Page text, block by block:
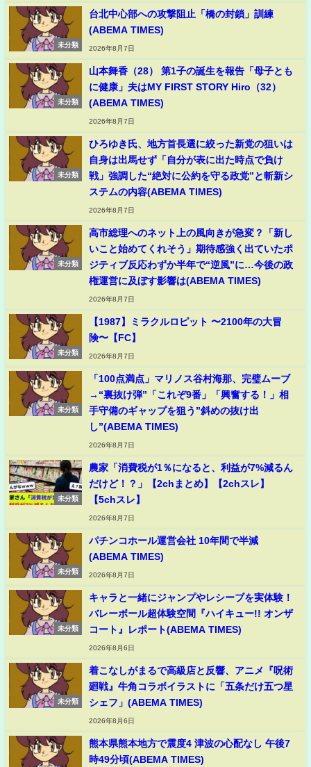
未分類
台北中心部への攻撃阻止「橋の封鎖」訓練
(ABEMA TIMES)
2026年8月7日
未分類
山本舞香（28） 第1子の誕生を報告「母子とも
に健康」夫はMY FIRST STORY Hiro（32）
(ABEMA TIMES)
2026年8月7日
未分類
ひろゆき氏、地方首長選に絞った新党の狙いは
自身は出馬せず「自分が表に出た時点で負け
戦」強調した“絶対に公約を守る政党”と斬新シ
ステムの内容(ABEMA TIMES)
2026年8月7日
未分類
高市総理へのネット上の風向きが急変？「新し
いこと始めてくれそう」期待感強く出ていたポ
ジティブ反応わずか半年で“逆風”に…今後の政
権運営に及ぼす影響は(ABEMA TIMES)
2026年8月7日
未分類
【1987】ミラクルロピット 〜2100年の大冒
険〜【FC】
2026年8月7日
未分類
「100点満点」マリノス谷村海那、完璧ムーブ
→“裏抜け弾”「これぞ9番」「興奮する！」相
手守備のギャップを狙う”斜めの抜け出
し”(ABEMA TIMES)
2026年8月7日
未分類
農家「消費税が1％になると、利益が7%減るん
だけど！？」【2chまとめ】【2chスレ】
【5chスレ】
2026年8月7日
未分類
パチンコホール運営会社 10年間で半減
(ABEMA TIMES)
2026年8月7日
未分類
キャラと一緒にジャンプやレシーブを実体験！
バレーボール超体験空間『ハイキュー!! オンザ
コート』レポート(ABEMA TIMES)
2026年8月6日
未分類
着こなしがまるで高級店と反響、アニメ『呪術
廻戦』牛角コラボイラストに「五条だけ五つ星
シェフ」(ABEMA TIMES)
2026年8月6日
熊本県熊本地方で震度4 津波の心配なし 午後7
時49分頃(ABEMA TIMES)